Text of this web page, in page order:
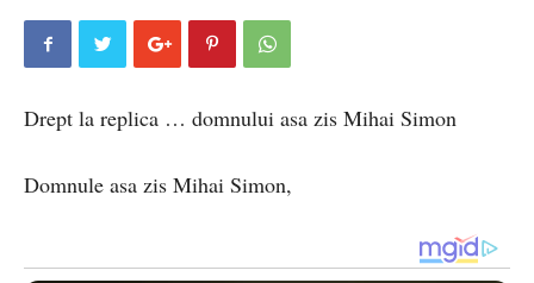
Drept la replica … domnului asa zis Mihai Simon
Domnule asa zis Mihai Simon,